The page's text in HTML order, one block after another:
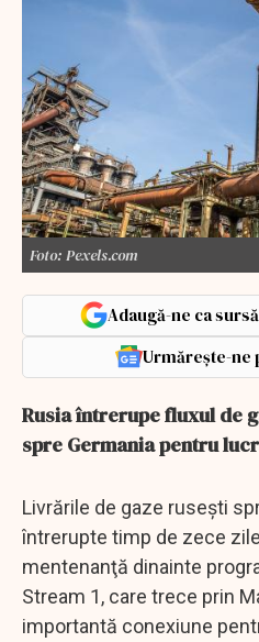
Foto: Pexels.com
Adaugă-ne ca
Urmărește-ne
Rusia întrerupe fluxul de
spre Germania pentru
Livrările de gaze ruseşti
întrerupte timp de zece
mentenanţă dinainte
Stream 1, care trece prin
importantă conexiune